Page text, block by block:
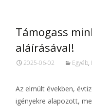
Támogass
aláírásával!
2025-06-02 Egyéb,
Az elmúlt években,
igényekre alapozott,